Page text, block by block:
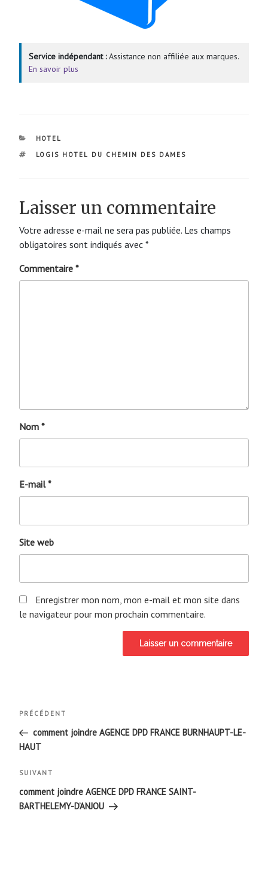
Service indépendant :Assistance non affiliée aux marques.
En savoir plus
CATÉGORIES
HOTEL
ÉTIQUETTES
LOGIS HOTEL DU CHEMIN DES DAMES
Laisser un commentaire
Votre adresse e-mail ne sera pas publiée. Les champs
obligatoires sont indiqués avec *
Commentaire *
Nom *
E-mail*
Site web
Enregistrer mon nom, mon e-mail et mon site dans
le navigateur pour mon prochain commentaire.
Navigation
de
l’article
Article
précédent
PRÉCÉDENT
comment joindre AGENCE DPD FRANCE BURNHAUPT-LE-
HAUT
Article
suivant
SUIVANT
comment joindre AGENCE DPD FRANCE SAINT-
BARTHELEMY-D’ANJOU